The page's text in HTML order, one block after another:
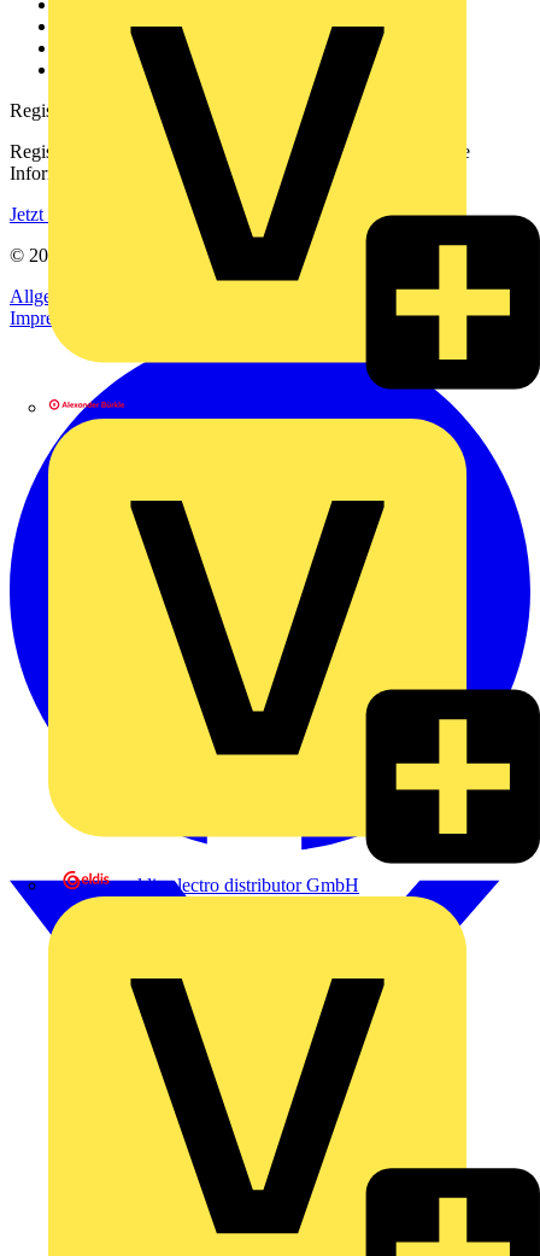
eldis electro distributor GmbH
Downloadbereich (PDFs)
Häufig gestellte Fragen
voltimum.com
Registrierung
Registrieren Sie sich kostenlos und erhalten Sie stets aktuelle
Informationen aus der Elektroindustrie.
Jetzt registrieren
© 2002-
Allgemeine Geschäftsbedingungen
Datenschutzerklärung
Impressum